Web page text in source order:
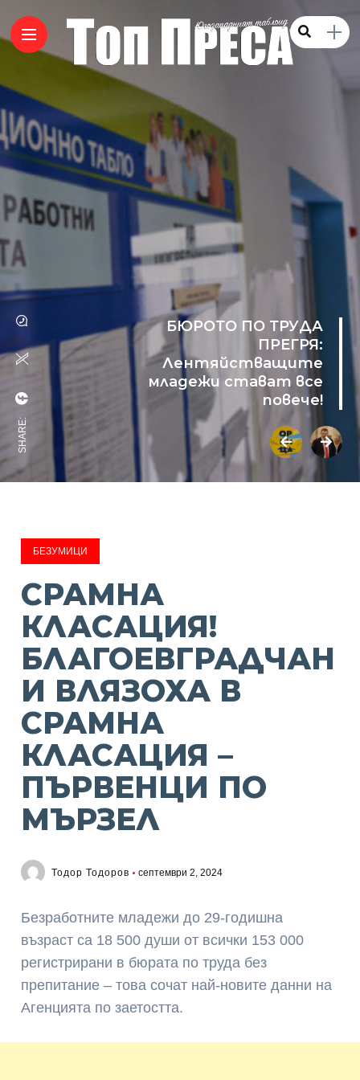
БЮРОТО ПО ТРУДА
ПРЕГРЯ:
Лентяйстващите
младежи стават все
повече!
SHARE:
БЕЗУМИЦИ
СРАМНА
КЛАСАЦИЯ!
БЛАГОЕВГРАДЧАН
И ВЛЯЗОХА В
СРАМНА
КЛАСАЦИЯ –
ПЪРВЕНЦИ ПО
МЪРЗЕЛ
Тодор Тодоров септември 2, 2024
Безработните младежи до 29-годишна
възраст са 18 500 души от всички 153 000
регистрирани в бюрата по труда без
препитание – това сочат най-новите данни на
Агенцията по заетостта.